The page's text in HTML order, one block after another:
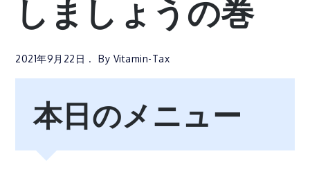
しましょうの巻
2021年9月22日 By Vitamin-Tax
本日のメニュー